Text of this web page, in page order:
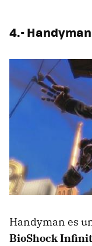
4.-
Handyman es
BioShock